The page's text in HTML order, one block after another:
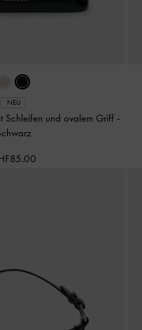
NEU
Schleifen und ovalem Griff -